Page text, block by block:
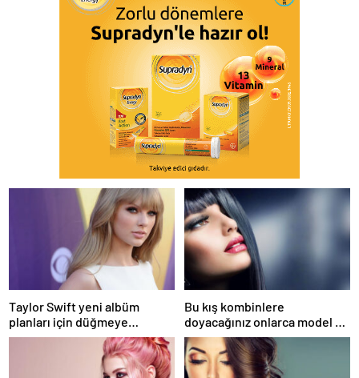
Taylor Swift yeni albüm
planları için düğmeye
bastığını sosyal medyadan
Bu kış kombinlere
doyacağınız onlarca model ve
onlarca detay.